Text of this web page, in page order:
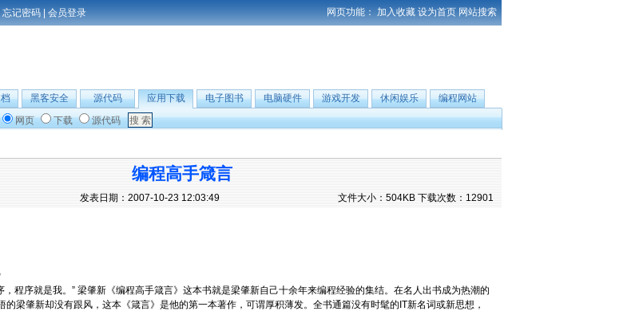
忘记密码 | 会员登录 网页功能： 加入收藏 设为首页 网站搜索
黑客安全 源代码 应用下载 电子图书 电脑硬件 游戏开发 休闲娱乐
编程网站
网页 下载
源代码
编程高手箴言
发表日期：2007-10-23 12:03:49 文件大小：504KB 下载次数：12901
，程序就是我。” 梁肇新《编程高手箴言》这本书就是梁肇新自己十余年来编程经验的集结。在名人出书成为热潮的
的梁肇新却没有跟风，这本《箴言》是他的第一本著作，可谓厚积薄发。全书通篇没有时髦的IT新名词或新思想，